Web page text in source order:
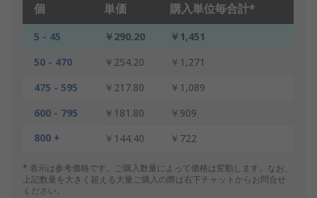
個 単価 購入単位毎合計*
5 - 45 ￥290.20
￥1,451
50 - 470
￥254.20
￥1,271
475 - 595
￥217.80
￥1,089
600 - 795
￥181.80
￥909
800 +
￥144.40 ￥722
* 表示は参考価格です。ご購入数量によって価格は変動します。なお、
上記数量を大きく超える大量ご購入の際は右下チャットからお問合せ
ください。